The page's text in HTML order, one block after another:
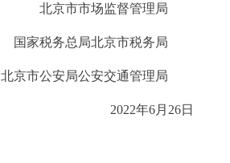
한국어 日本語
FRANÇAIS РУССКИЙ ЯЗЫК
北京市市场监督管理局
国家税务总局北京市税务局
北京市公安局公安交通管理局
2022年6月26日